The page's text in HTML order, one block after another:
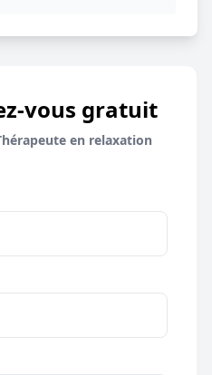
vous gratuit
en relaxation